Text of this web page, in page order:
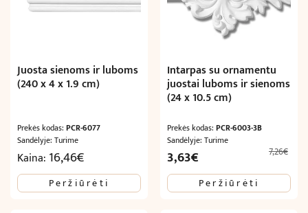
Juosta sienoms ir luboms
(240 x 4 x 1.9 cm)
Prekės kodas: PCR-6077
Sandėlyje: Turime
Kaina: 16,46€
Peržiūrėti
Intarpas su ornamentu
juostai luboms ir sienoms
(24 x 10.5 cm)
Prekės kodas:PCR-6003-3B
Sandėlyje: Turime
7,26€
Original
price
was:
3,63€
price
is:
Peržiūrėti